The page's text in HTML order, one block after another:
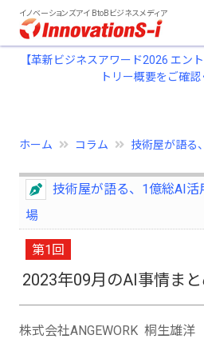
イノベーションズアイ BtoBビジネスメディア
【革新ビジネスアワード2026 エン
トリー概要をご確認
ホーム コラム 技術屋が語る
技術屋が語る、1億総AI
場
第1回
2023年09月のAI事情まと
株式会社ANGEWORK 桐生雄洋